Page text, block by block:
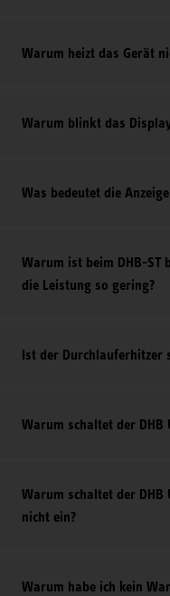
Warum heizt das Gerät
Warum blinkt das
Was bedeutet die
Warum ist beim DHB-ST
die Leistung so gering?
Ist der Durchlauferhitzer
Warum schaltet der DHB
Warum schaltet der DHB
nicht ein?
Warum habe ich kein